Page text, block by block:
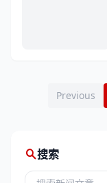
Previous
搜索